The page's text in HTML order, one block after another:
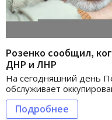
Розенко сообщил,
ДНР и ЛНР
На сегодняшний день
обслуживает
Подробнее